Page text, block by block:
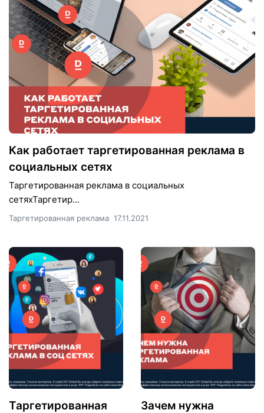
Как работает таргетированная реклама в
социальных сетях
Таргетированная реклама в социальных
сетяхТаргетир...
Таргетированная реклама 17.11.2021
Таргетированная
Зачем нужна